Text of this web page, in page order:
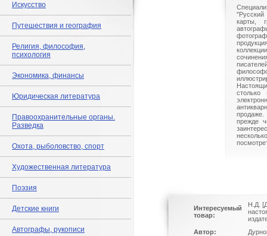
Искусство
Путешествия и география
Религия, философия,
психология
Экономика, финансы
Юридическая литература
Правоохранительные органы.
Разведка
Охота, рыболовство, спорт
Художественная литература
Поэзия
Детские книги
Автографы, рукописи
"Русский
карты,
столько
прежде
Интересуемый
товар:
Н.Д.
Автор: